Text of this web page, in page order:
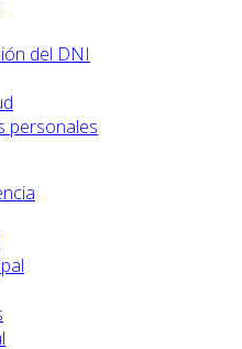
del DNI
personales